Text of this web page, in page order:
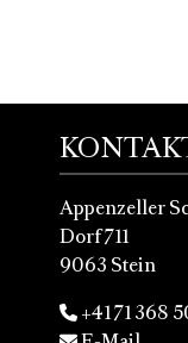
Appenzeller
Dorf 711
9063 Stein
+41 71 368